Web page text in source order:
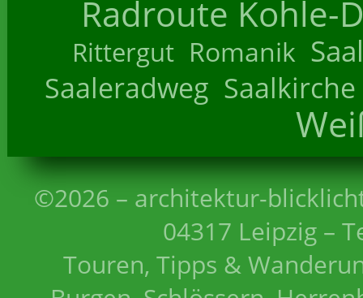
Radroute Kohle-
Rittergut Romanik
Saaleradweg Saalkirche
©2026 – architektur-
04317 Leipzig –
Touren, Tipps &